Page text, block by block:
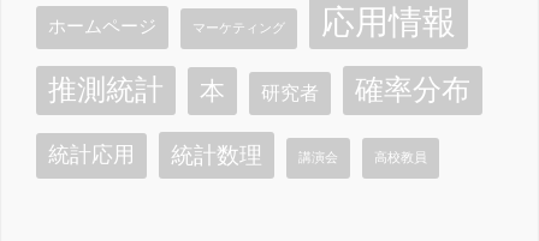
ホームページ マーケティング 応用情報
推測統計 本 研究者 確率分布
統計応用 統計数理 講演会 高校教員